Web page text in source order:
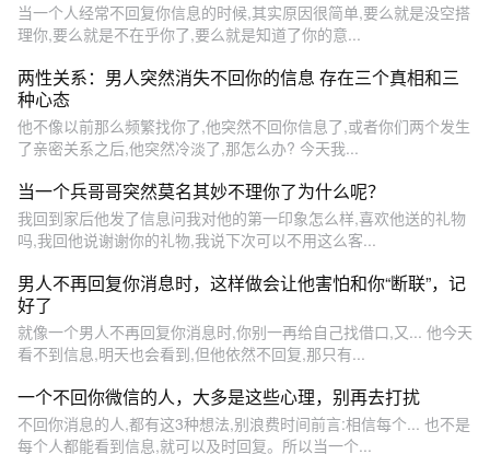
当一个人经常不回复你信息的时候,其实原因很简单,要么就是没空搭
理你,要么就是不在乎你了,要么就是知道了你的意...
两性关系：男人突然消失不回你的信息 存在三个真相和三
种心态
他不像以前那么频繁找你了,他突然不回你信息了,或者你们两个发生
了亲密关系之后,他突然冷淡了,那怎么办? 今天我...
当一个兵哥哥突然莫名其妙不理你了为什么呢？
我回到家后他发了信息问我对他的第一印象怎么样,喜欢他送的礼物
吗,我回他说谢谢你的礼物,我说下次可以不用这么客...
男人不再回复你消息时，这样做会让他害怕和你“断联”，记
好了
就像一个男人不再回复你消息时,你别一再给自己找借口,又... 他今天
看不到信息,明天也会看到,但他依然不回复,那只有...
一个不回你微信的人，大多是这些心理，别再去打扰
不回你消息的人,都有这3种想法,别浪费时间前言:相信每个... 也不是
每个人都能看到信息,就可以及时回复。所以当一个...